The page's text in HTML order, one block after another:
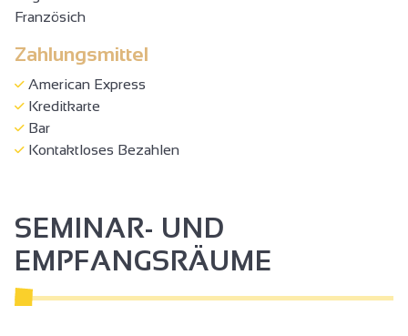
Französich
Zahlungsmittel
American Express
Kreditkarte
Bar
Kontaktloses Bezahlen
SEMINAR- UND
EMPFANGSRÄUME